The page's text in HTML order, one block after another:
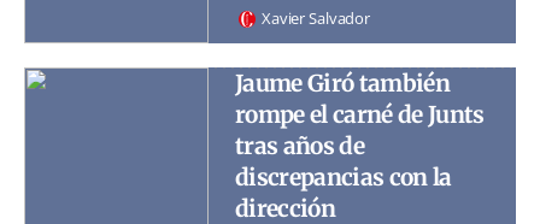
Xavier Salvador
Jaume Giró también
rompe el carné de Junts
tras años de
discrepancias con la
dirección